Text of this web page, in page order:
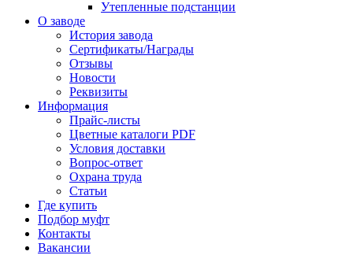
Утепленные подстанции
О заводе
История завода
Сертификаты/Награды
Отзывы
Новости
Реквизиты
Информация
Прайс-листы
Цветные каталоги PDF
Условия доставки
Вопрос-ответ
Охрана труда
Статьи
Где купить
Подбор муфт
Контакты
Вакансии